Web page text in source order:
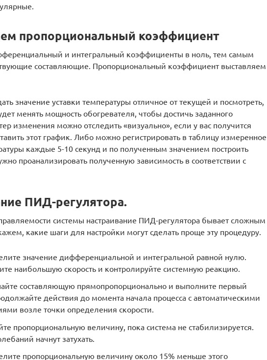
пропорциональный коэффициент
и интегральный коэффициенты в ноль, тем самым
составляющие. Пропорциональный коэффициент выставляем
значение уставки температуры отличное от текущей и посмотреть,
менять мощность обогревателя, чтобы достичь заданного
изменения можно отследить «визуально», если у вас получится
этот график. Либо можно регистрировать в таблицу измеренное
каждые 5-10 секунд и по полученным значением построить
проанализировать полученную зависимость в соответствии с
ПИД-регулятора.
системы настраивание ПИД-регулятора бывает сложным
какие шаги для настройки могут сделать проще эту процедуру.
значение дифференциальной и интегральной равной нулю.
наибольшую скорость и контролируйте системную реакцию.
составляющую прямопропорционально и выполните первый
действия до момента начала процесса с автоматическими
возле точки определения скорости.
пропорциональную величину, пока система не стабилизируется.
начнут затухать.
пропорциональную величину около 15% меньше этого